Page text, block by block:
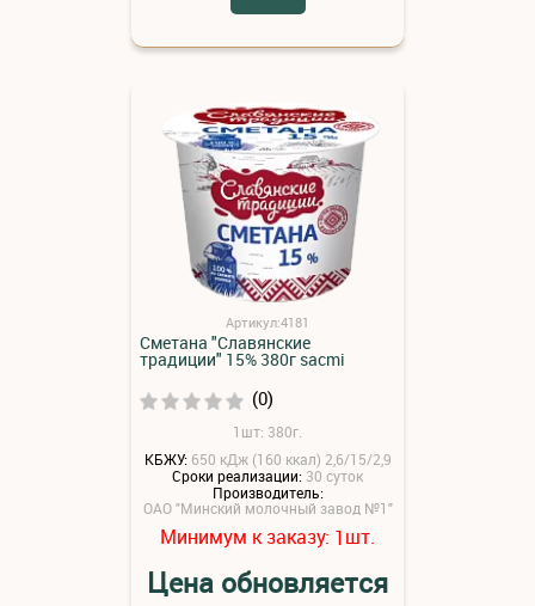
Артикул:4181
Сметана "Славянские
традиции" 15% 380г sacmi
(0)
1шт: 380г.
КБЖУ: 650 кДж (160 ккал) 2,6/15/2,9
Сроки реализации: 30 суток
Производитель:
ОАО "Минский молочный завод №1"
Минимум к заказу: 1шт.
Цена обновляется